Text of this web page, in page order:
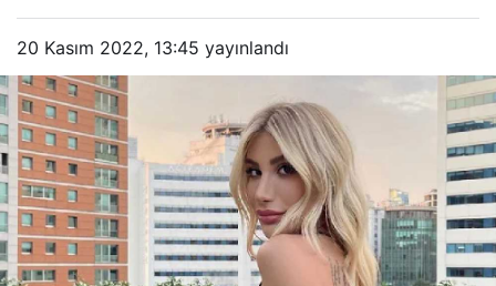
20 Kasım 2022, 13:45 yayınlandı